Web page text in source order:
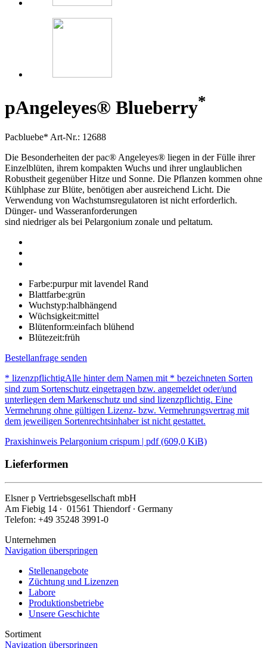
pAngeleyes® Blueberry*
Pacbluebe* Art-Nr.: 12688
Die Besonderheiten der pac® Angeleyes® liegen in der Fülle ihrer
Einzelblüten, ihrem kompakten Wuchs und ihrer unglaublichen
Robustheit gegenüber Hitze und Sonne. Die Pflanzen kommen ohne
Kühlphase zur Blüte, benötigen aber ausreichend Licht. Die
Verwendung von Wachstumsregulatoren ist nicht erforderlich.
Dünger- und Wasseranforderungen
sind niedriger als bei Pelargonium zonale und peltatum.
Farbe:purpur mit lavendel Rand
Blattfarbe:grün
Wuchstyp:halbhängend
Wüchsigkeit:mittel
Blütenform:einfach blühend
Blütezeit:früh
Bestellanfrage senden
* lizenzpflichtigAlle hinter dem Namen mit * bezeichneten Sorten
sind zum Sortenschutz eingetragen bzw. angemeldet oder/und
unterliegen dem Markenschutz und sind lizenzpflichtig. Eine
Vermehrung ohne gültigen Lizenz- bzw. Vermehrungsvertrag mit
dem jeweiligen Sortenrechtsinhaber ist nicht gestattet.
Praxishinweis Pelargonium crispum | pdf (609,0 KiB)
Lieferformen
Elsnerp Vertriebsgesellschaft mbH
Am Fiebig 14 ∙ 01561 Thiendorf ∙ Germany
Telefon: +49 35248 3991-0
Unternehmen
Navigation überspringen
Stellenangebote
Züchtung und Lizenzen
Labore
Produktionsbetriebe
Unsere Geschichte
Sortiment
Navigation überspringen